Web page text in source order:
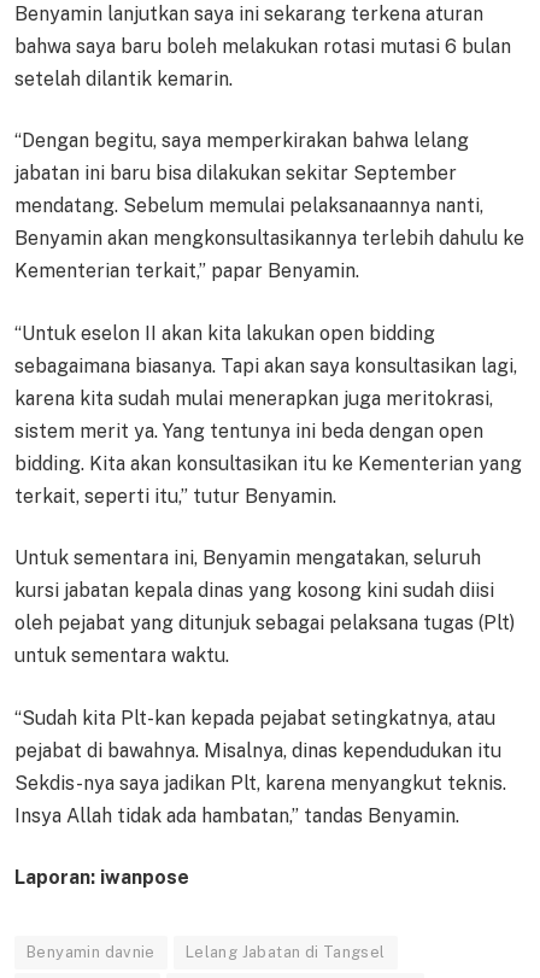
Benyamin lanjutkan saya ini sekarang terkena aturan
bahwa saya baru boleh melakukan rotasi mutasi 6 bulan
setelah dilantik kemarin.
“Dengan begitu, saya memperkirakan bahwa lelang
jabatan ini baru bisa dilakukan sekitar September
mendatang. Sebelum memulai pelaksanaannya nanti,
Benyamin akan mengkonsultasikannya terlebih dahulu ke
Kementerian terkait,” papar Benyamin.
“Untuk eselon II akan kita lakukan open bidding
sebagaimana biasanya. Tapi akan saya konsultasikan lagi,
karena kita sudah mulai menerapkan juga meritokrasi,
sistem merit ya. Yang tentunya ini beda dengan open
bidding. Kita akan konsultasikan itu ke Kementerian yang
terkait, seperti itu,” tutur Benyamin.
Untuk sementara ini, Benyamin mengatakan, seluruh
kursi jabatan kepala dinas yang kosong kini sudah diisi
oleh pejabat yang ditunjuk sebagai pelaksana tugas (Plt)
untuk sementara waktu.
“Sudah kita Plt-kan kepada pejabat setingkatnya, atau
pejabat di bawahnya. Misalnya, dinas kependudukan itu
Sekdis-nya saya jadikan Plt, karena menyangkut teknis.
Insya Allah tidak ada hambatan,” tandas Benyamin.
Laporan: iwanpose
Benyamin davnie Lelang Jabatan di Tangsel